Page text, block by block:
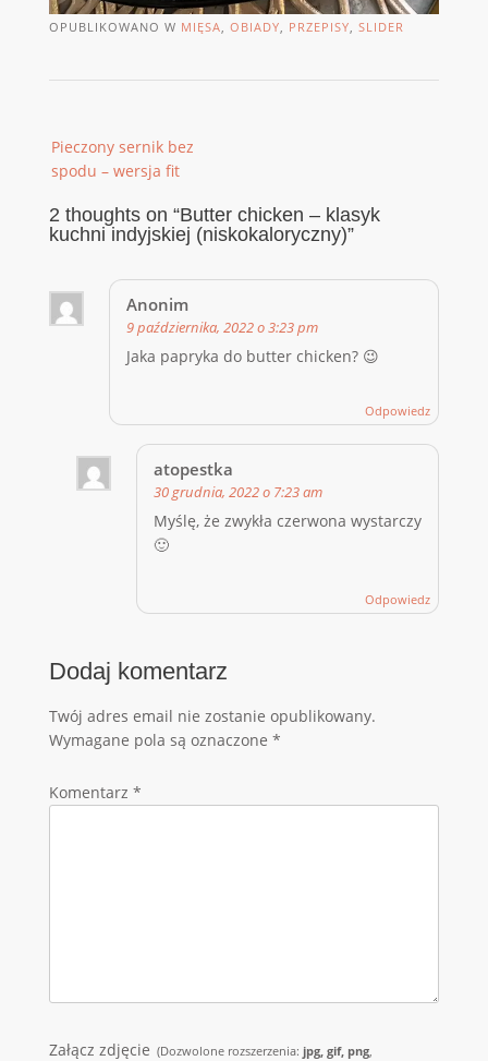
OPUBLIKOWANO W MIĘSA, OBIADY, PRZEPISY, SLIDER
navigation
Pieczony sernik bez
spodu – wersja fit
2 thoughts on “Butter chicken – klasyk
kuchni indyjskiej (niskokaloryczny)”
Anonim
9 października, 2022 o 3:23 pm
Jaka papryka do butter chicken? 😉
Odpowiedz
atopestka
30 grudnia, 2022 o 7:23 am
Myślę, że zwykła czerwona wystarczy
🙂
Odpowiedz
Dodaj komentarz
Twój adres email nie zostanie opublikowany.
Wymagane pola są oznaczone *
Komentarz *
Załącz zdjęcie (Dozwolone rozszerzenia: jpg, gif, png